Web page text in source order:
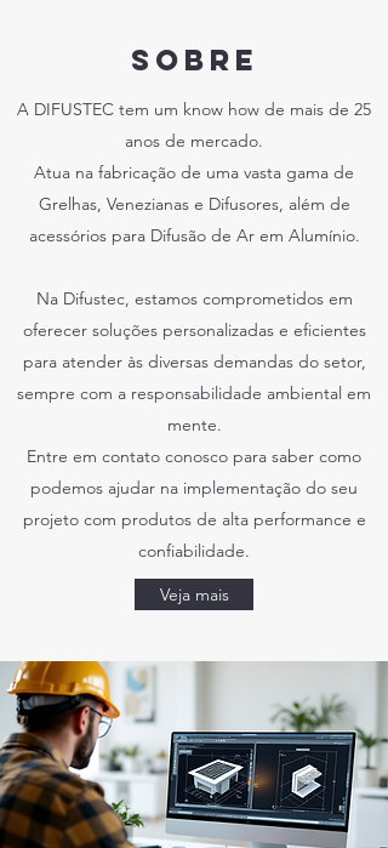
SOBRE
A DIFUSTEC tem um know how de mais de 25
anos de mercado.
Atua na fabricação de uma vasta gama de
Grelhas, Venezianas e Difusores, além de
acessórios para Difusão de Ar em Alumínio.
Na Difustec, estamos comprometidos em
oferecer soluções personalizadas e eficientes
para atender às diversas demandas do setor,
sempre com a responsabilidade ambiental em
mente.
Entre em contato conosco para saber como
podemos ajudar na implementação do seu
projeto com produtos de alta performance e
confiabilidade.
Veja mais